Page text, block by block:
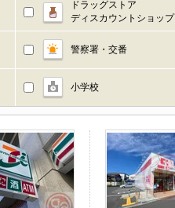
ドラッグストア
ディスカウントショップ
警察署・交番
小学校